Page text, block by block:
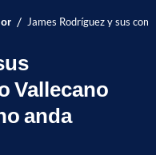
/ James Rodríguez y sus
Vallecano
anda